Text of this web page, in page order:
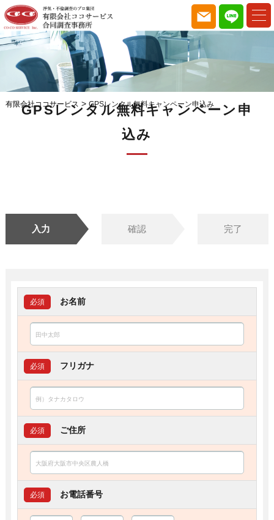
GPSレンタル無料キャンペーン申
込み
有限会社ココサービス > GPSレンタル無料キャンペーン申込み
入力 確認 完了
必須 お名前
必須 フリガナ
必須 ご住所
必須 お電話番号